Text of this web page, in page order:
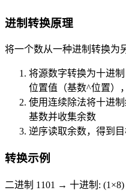
进制转换原理
将一个数从一种进制转换为
将源数字转换为十进
位置值（基数^位置）
使用连续除法将十进
基数并收集余数
逆序读取余数，得到
转换示例
二进制 1101 → 十进制: (1×8)